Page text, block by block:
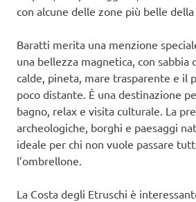
con alcune delle zone più belle della
Baratti merita una menzione
una bellezza magnetica, con sabbia
calde, pineta, mare trasparente e il
poco distante. È una destinazione
bagno, relax e visita culturale. La
archeologiche, borghi e paesaggi
ideale per chi non vuole passare
l’ombrellone.
La Costa degli Etruschi è